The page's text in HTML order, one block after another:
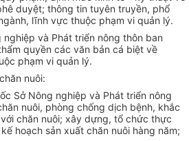
duyệt; thông tin tuyên truyền, phổ
lĩnh vực thuộc phạm vi quản lý.
nghiệp và Phát triển nông thôn ban
quyền các văn bản cá biệt về
phạm vi quản lý.
nuôi:
Sở Nông nghiệp và Phát triển nông
nuôi, phòng chống dịch bệnh, khắc
chăn nuôi; xây dựng, tổ chức thực
hoạch sản xuất chăn nuôi hàng năm;